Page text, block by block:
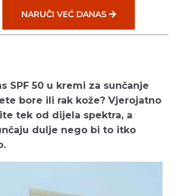
NARUČI VEĆ DANAS
SPF 50 u kremi za sunčanje
bore ili rak kože? Vjerojatno
tek od dijela spektra, a
dulje nego bi to itko